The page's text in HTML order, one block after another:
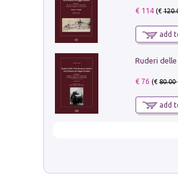
€ 114(€
add
€ 76 (€80.00
add